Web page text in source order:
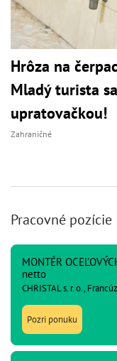
Hrôza na
Mladý turista
upratovačkou!
Zahraničné
Pracovné pozície
MONTÉR
netto
CHRISTAL s. r. o.,
Pozri ponuku